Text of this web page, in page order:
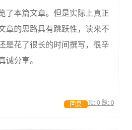
了本篇文章。但是实际上真正
章的思路具有跳跃性，读来不
是花了很长的时间撰写，很辛
诚分享。
顶: 0 踩: 0
回复